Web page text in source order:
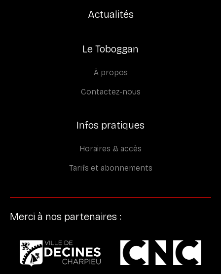
Actualités
Le Toboggan
À propos
Contactez-nous
Infos pratiques
Horaires & accès
Tarifs et abonnements
Merci à nos partenaires :